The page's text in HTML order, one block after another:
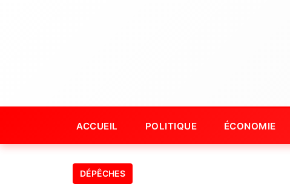
ACCUEIL POLITIQUE ÉCONOMIE
DÉPÊCHES